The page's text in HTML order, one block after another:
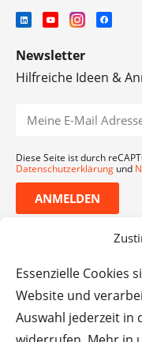
Essenzielle Cookies
Website und
Auswahl jederzeit in
Newsletter
Hilfreiche Ideen &
Diese Seite ist durch
Datenschutzerklärung und
ANMELDEN